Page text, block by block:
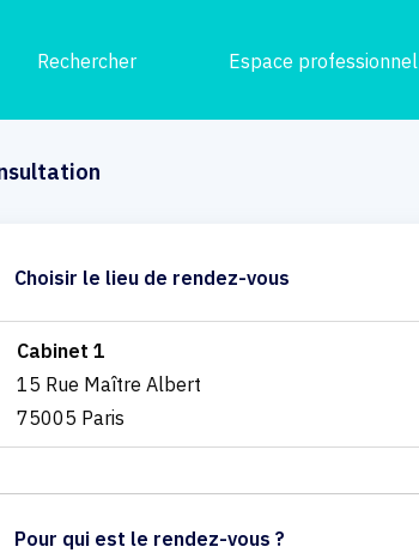
Rechercher Espace professionnel
Choisir le lieu de rendez-vous
Cabinet 1
15 Rue Maître Albert
75005 Paris
Pour qui est le rendez-vous ?